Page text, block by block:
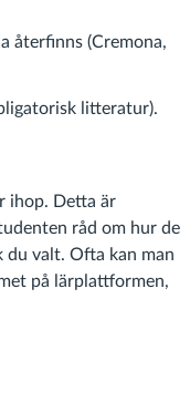
återfinns (Cremona,
litteratur).
ihop. Detta är
råd om hur de
du valt. Ofta kan man
på lärplattformen,